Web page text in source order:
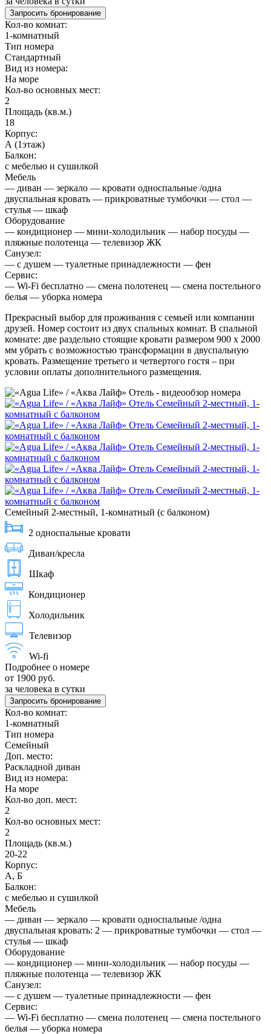
Запросить бронирование
Кол-во комнат:
1-комнатный
Тип номера
Стандартный
Вид из номера:
На море
Кол-во основных мест:
2
Площадь (кв.м.)
18
Корпус:
А (1этаж)
Балкон:
с мебелью и сушилкой
Мебель
— диван — зеркало — кровати односпальные /одна
двуспальная кровать — прикроватные тумбочки — стол —
стулья — шкаф
Оборудование
— кондиционер — мини-холодильник — набор посуды —
пляжные полотенца — телевизор ЖК
Санузел:
— с душем — туалетные принадлежности — фен
Сервис:
— Wi-Fi бесплатно — смена полотенец — смена постельного
белья — уборка номера
Прекрасный выбор для проживания с семьей или компании
друзей. Номер состоит из двух спальных комнат. В спальной
комнате: две раздельно стоящие кровати размером 900 х 2000
мм убрать с возможностью трансформации в двуспальную
кровать. Размещение третьего и четвертого гостя – при
условии оплаты дополнительного размещения.
Семейный 2-местный, 1-комнатный (с балконом)
2 односпальные кровати
Диван/кресла
Шкаф
Кондиционер
Холодильник
Телевизор
Wi-fi
Подробнее о номере
от 1900 руб.
за человека в сутки
Запросить бронирование
Кол-во комнат:
1-комнатный
Тип номера
Семейный
Доп. место:
Раскладной диван
Вид из номера:
На море
Кол-во доп. мест:
2
Кол-во основных мест:
2
Площадь (кв.м.)
20-22
Корпус:
А, Б
Балкон:
с мебелью и сушилкой
Мебель
— диван — зеркало — кровати односпальные /одна
двуспальная кровать: 2 — прикроватные тумбочки — стол —
стулья — шкаф
Оборудование
— кондиционер — мини-холодильник — набор посуды —
пляжные полотенца — телевизор ЖК
Санузел:
— с душем — туалетные принадлежности — фен
Сервис:
— Wi-Fi бесплатно — смена полотенец — смена постельного
белья — уборка номера